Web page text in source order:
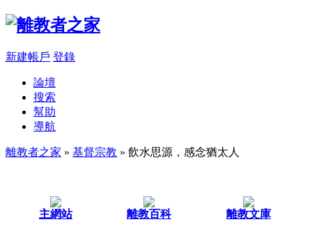
新建帳戶 登錄
論壇
搜索
幫助
導航
離教者之家 » 基督宗教 » 飲水思源，感念猶太人
主網站 離教百科 離教文庫